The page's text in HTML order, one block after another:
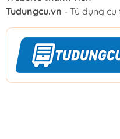
Tudungcu.vn - Tủ dụng